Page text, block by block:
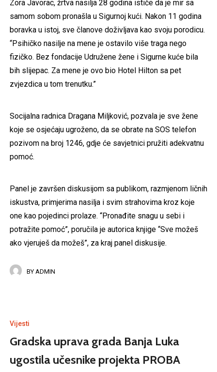
Zora Javorac, žrtva nasilja 28 godina ističe da je mir sa
samom sobom pronašla u Sigurnoj kući. Nakon 11 godina
boravka u istoj, sve članove doživljava kao svoju porodicu.
“Psihičko nasilje na mene je ostavilo više traga nego
fizičko. Bez fondacije Udružene žene i Sigurne kuće bila
bih slijepac. Za mene je ovo bio Hotel Hilton sa pet
zvjezdica u tom trenutku.”
Socijalna radnica Dragana Miljković, pozvala je sve žene
koje se osjećaju ugroženo, da se obrate na SOS telefon
pozivom na broj 1246, gdje će savjetnici pružiti adekvatnu
pomoć.
Panel je završen diskusijom sa publikom, razmjenom ličnih
iskustva, primjerima nasilja i svim strahovima kroz koje
one kao pojedinci prolaze. “Pronađite snagu u sebi i
potražite pomoć”, poručila je autorica knjige “Sve možeš
ako vjeruješ da možeš”, za kraj panel diskusije.
BY ADMIN
Vijesti
Gradska uprava grada Banja Luka
ugostila učesnike projekta PROBA